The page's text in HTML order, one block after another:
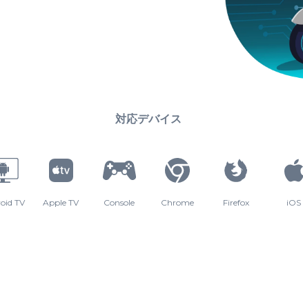
対応デバイス
TV Apple TV Console Chrome Firefox iOS